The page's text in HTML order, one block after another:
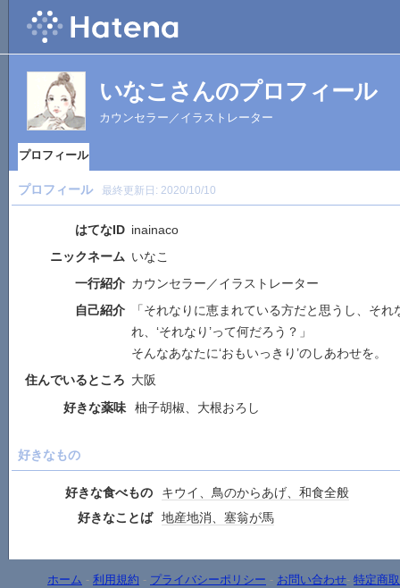
いなこさんのプロフィール
カウンセラー／イラストレーター
プロフィール
プロフィール 最終更新日: 2020/10/10
はてなID inainaco
ニックネーム いなこ
一行紹介 カウンセラー／イラストレーター
自己紹介
「それなりに恵まれている方だと思うし、そ
れ、‘それなり’って何だろう？」
そんなあなたに‘おもいっきり’のしあわせを。
住んでいるところ 大阪
好きな薬味
柚子胡椒、大根おろし
好きなもの
好きな食べもの
キウイ、鳥のからあげ、和食全般
好きなことば
地産地消、塞翁が馬
ホーム - 利用規約 - プライバシーポリシー - お問い合わせ- 特定商